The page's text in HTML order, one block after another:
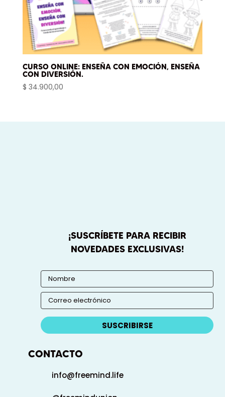
CURSO ONLINE: ENSEÑA CON EMOCIÓN, ENSEÑA
CON DIVERSIÓN.
$ 34.900,00
¡SUSCRÍBETE PARA RECIBIR
NOVEDADES EXCLUSIVAS!
SUSCRIBIRSE
CONTACTO
info@freemind.life